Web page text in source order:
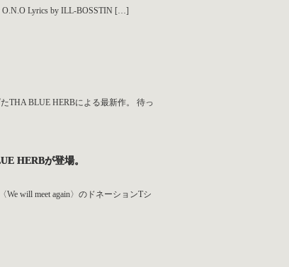
Lyrics by ILL-BOSSTIN […]
THA BLUE HERBによる最新作。 待っ
HERBが登場。
will meet again〉のドネーションTシ